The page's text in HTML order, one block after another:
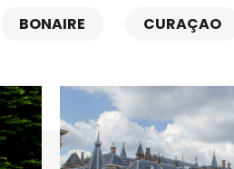
BONAIRE CURAÇAO